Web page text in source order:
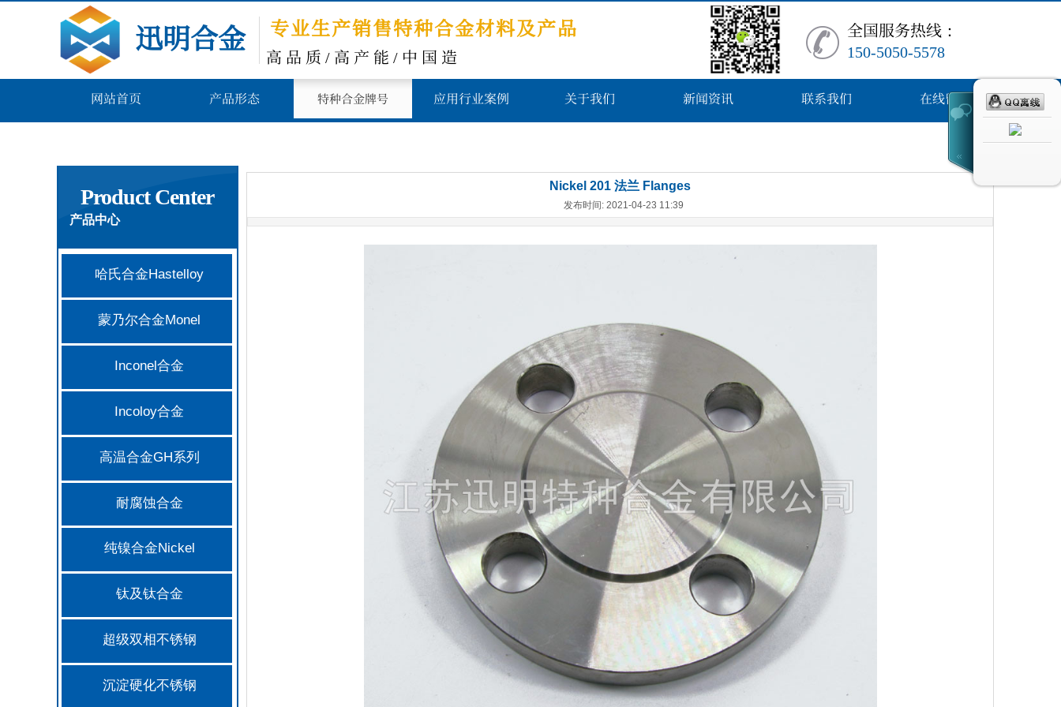
专业生产销售特种合金材料及产品
​迅明合金 全国服务热线 ：
150-5050-5578
高 品 质/高产能/中国造
网站首页 产品形态 特种合金牌号 应用行业案例 关于我们 新闻资讯 联系我们 在线留言
哈氏合金Hastelloy
蒙乃尔合金Monel
Inconel合金
Incoloy合金
高温合金GH系列
耐腐蚀合金
纯镍合金Nickel
钛及钛合金
超级双相不锈钢
沉淀硬化不锈钢
产品中心
Product Center Nickel 201 法兰 Flanges
发布时间: 2021-04-23 11:39